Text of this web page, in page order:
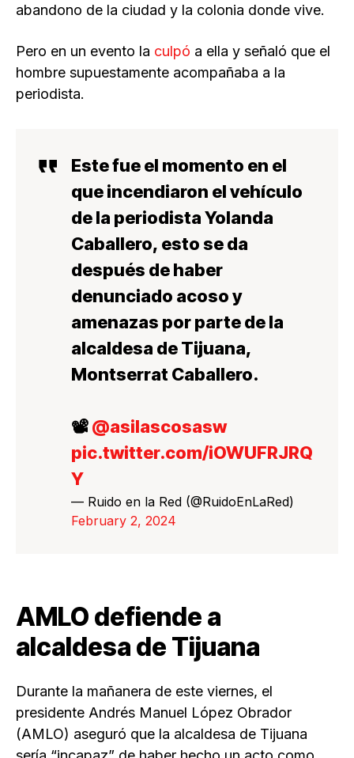
abandono de la ciudad y la colonia donde vive.
Pero en un evento la culpó a ella y señaló que el
hombre supuestamente acompañaba a la
periodista.
Este fue el momento en el
que incendiaron el vehículo
de la periodista Yolanda
Caballero, esto se da
después de haber
denunciado acoso y
amenazas por parte de la
alcaldesa de Tijuana,
Montserrat Caballero.
📽️@asilascosasw
pic.twitter.com/iOWUFRJRQ
Y
— Ruido en la Red (@RuidoEnLaRed)
February 2, 2024
AMLO defiende a
alcaldesa de Tijuana
Durante la mañanera de este viernes, el
presidente Andrés Manuel López Obrador
(AMLO) aseguró que la alcaldesa de Tijuana